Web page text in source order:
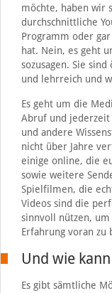
möchte, haben wir
durchschnittliche
Programm oder
hat. Nein, es geht
sozusagen. Sie
und lehrreich und
Es geht um die
Abruf und
und andere
nicht über Jahre
einige online, die
sowie weitere
Spielfilmen, die
Videos sind die
sinnvoll nützen, um
Erfahrung voran zu
Und wie
Es gibt sämtliche